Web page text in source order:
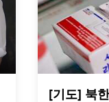
[기도] 북